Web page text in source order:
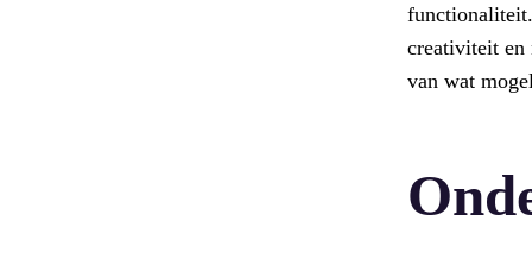
creativiteit en
van wat